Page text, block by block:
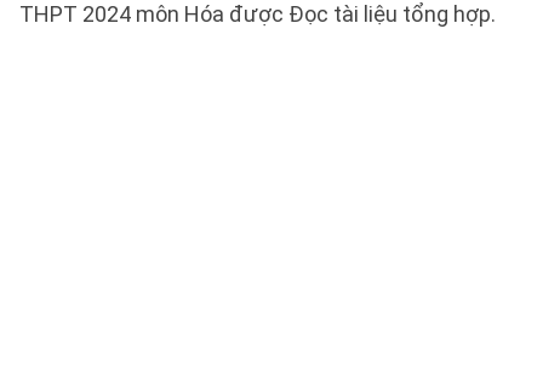
THPT 2024 môn Hóa được Đọc tài liệu tổng hợp.